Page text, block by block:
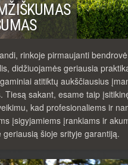
rinkoje pirmaujanti
didžiuojamės geriausia
atitiktų aukščiausius
Tiesą sakant, esame taip
kad profesionaliems ir
įsigyjamiems įrankiams ir
geriausią šioje srityje garantiją.